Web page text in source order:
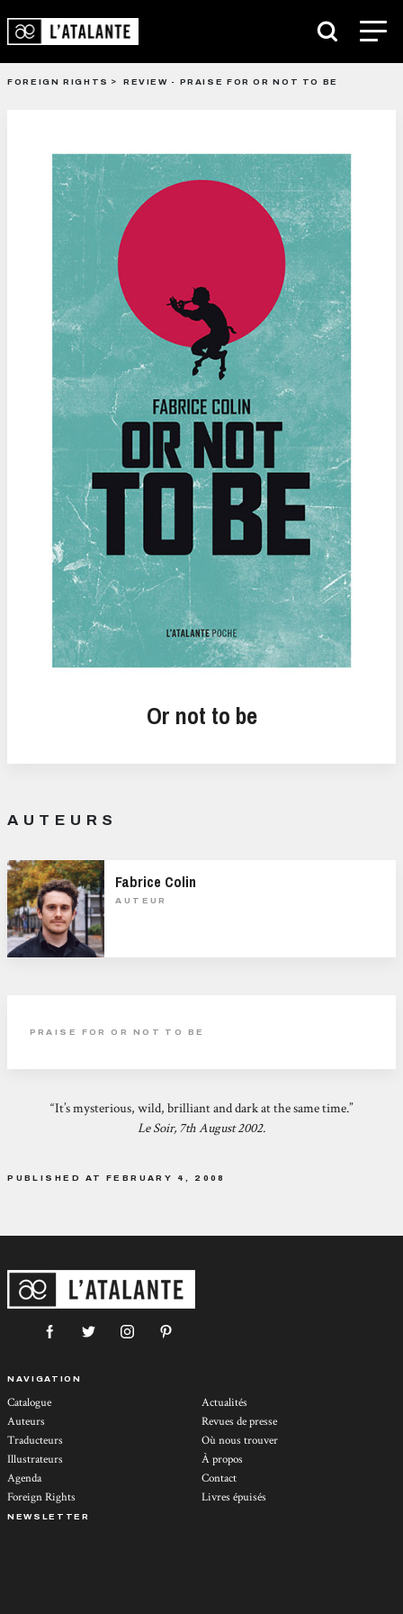
FOREIGN RIGHTS REVIEW - PRAISE FOR OR NOT TO BE
Or not to be
AUTEURS
Fabrice Colin
AUTEUR
PRAISE FOR OR NOT TO BE
“It’s mysterious, wild, brilliant and dark at the same time.”
Le Soir, 7th August 2002.
PUBLISHED AT FEBRUARY 4, 2008
NAVIGATION
Catalogue
Auteurs
Traducteurs
Illustrateurs
Agenda
Foreign Rights
Actualités
Revues de presse
Où nous trouver
À propos
Contact
Livres épuisés
NEWSLETTER